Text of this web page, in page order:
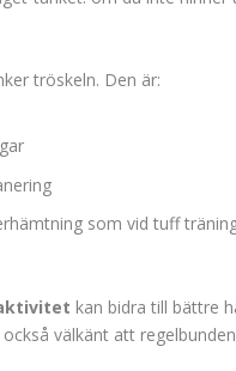
tröskeln. Den är:
som vid tuff
kan bidra till bättre
välkänt att